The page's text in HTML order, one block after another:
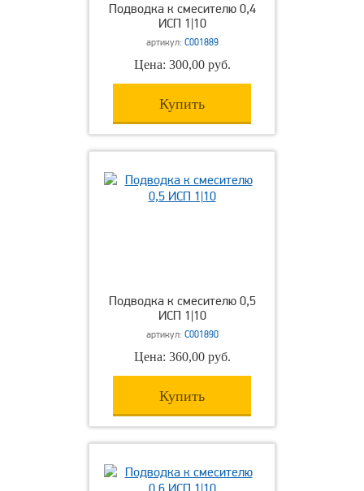
Подводка к смесителю 0,4
ИСП 1|10
артикул: С001889
Цена: 300,00 руб.
Купить
Подводка к смесителю 0,5
ИСП 1|10
артикул: С001890
Цена: 360,00 руб.
Купить